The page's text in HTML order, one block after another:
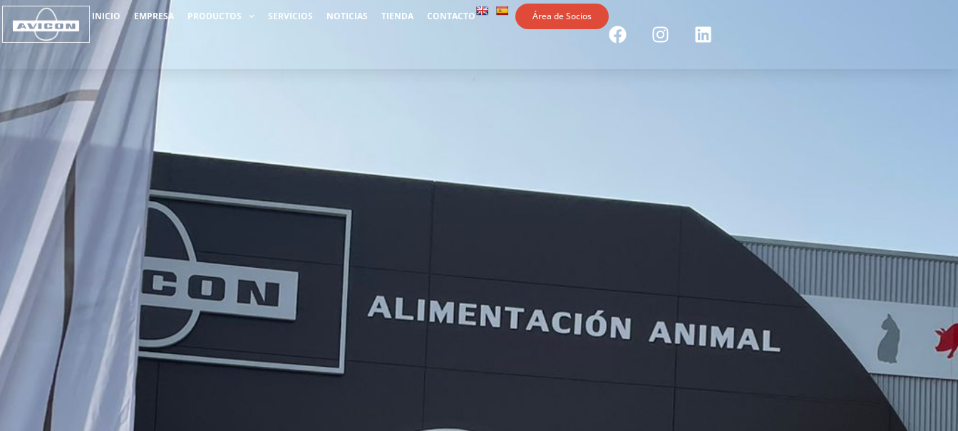
INICIO EMPRESA PRODUCTOS SERVICIOS NOTICIAS TIENDA CONTACTO Área de Socios